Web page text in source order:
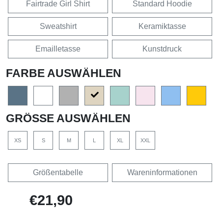
Fairtrade Girl Shirt Standard Hoodie
Sweatshirt Keramiktasse
Emailletasse Kunstdruck
FARBE AUSWÄHLEN
GRÖSSE AUSWÄHLEN
XS S M XL XXL
Größentabelle Wareninformationen
€21,90